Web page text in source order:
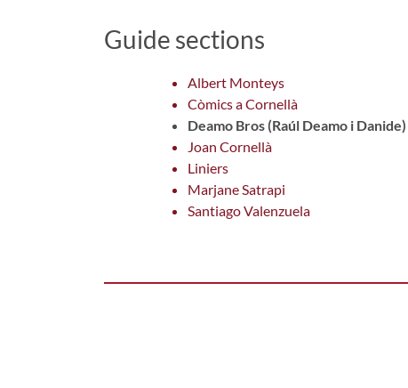
Guide sections
Albert Monteys
Còmics a Cornellà
Deamo Bros (Raúl Deamo i Danide)
Joan Cornellà
Liniers
Marjane Satrapi
Santiago Valenzuela